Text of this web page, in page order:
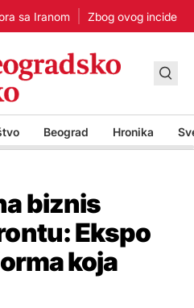
sa Iranom Zbog ovog
Beograd Hronika
biznis
Ekspo
koja